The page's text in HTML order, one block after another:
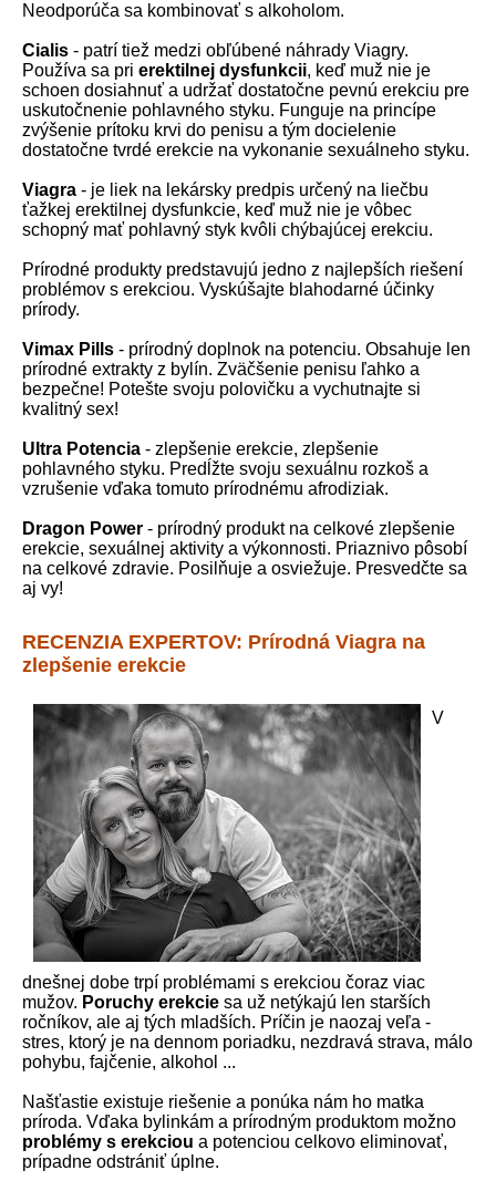
Neodporúča sa kombinovať s alkoholom.
Cialis - patrí tiež medzi obľúbené náhrady Viagry.
Používa sa pri erektilnej dysfunkcii, keď muž nie je
schoen dosiahnuť a udržať dostatočne pevnú erekciu pre
uskutočnenie pohlavného styku. Funguje na princípe
zvýšenie prítoku krvi do penisu a tým docielenie
dostatočne tvrdé erekcie na vykonanie sexuálneho styku.
Viagra - je liek na lekársky predpis určený na liečbu
ťažkej erektilnej dysfunkcie, keď muž nie je vôbec
schopný mať pohlavný styk kvôli chýbajúcej erekciu.
Prírodné produkty predstavujú jedno z najlepších riešení
problémov s erekciou. Vyskúšajte blahodarné účinky
prírody.
Vimax Pills - prírodný doplnok na potenciu. Obsahuje len
prírodné extrakty z bylín. Zväčšenie penisu ľahko a
bezpečne! Potešte svoju polovičku a vychutnajte si
kvalitný sex!
Ultra Potencia - zlepšenie erekcie, zlepšenie
pohlavného styku. Predĺžte svoju sexuálnu rozkoš a
vzrušenie vďaka tomuto prírodnému afrodiziak.
Dragon Power - prírodný produkt na celkové zlepšenie
erekcie, sexuálnej aktivity a výkonnosti. Priaznivo pôsobí
na celkové zdravie. Posilňuje a osviežuje. Presvedčte sa
aj vy!
RECENZIA EXPERTOV: Prírodná Viagra na
zlepšenie erekcie
V
dnešnej dobe trpí problémami s erekciou čoraz viac
mužov. Poruchy erekcie sa už netýkajú len starších
ročníkov, ale aj tých mladších. Príčin je naozaj veľa -
stres, ktorý je na dennom poriadku, nezdravá strava, málo
pohybu, fajčenie, alkohol ...
Našťastie existuje riešenie a ponúka nám ho matka
príroda. Vďaka bylinkám a prírodným produktom možno
problémy s erekciou a potenciou celkovo eliminovať,
prípadne odstrániť úplne.